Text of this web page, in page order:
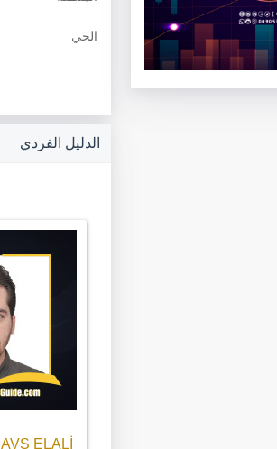
الحي
الدليل الفردي
AVS ELALİ